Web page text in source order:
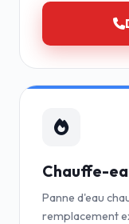
Chauffe-
Panne d'eau
remplacement